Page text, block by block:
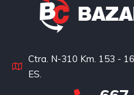
Ctra. N-310 Km. 153 -
ES.